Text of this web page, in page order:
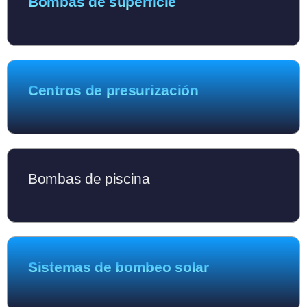
Centros de presurización
Bombas de piscina
Sistemas de bombeo solar